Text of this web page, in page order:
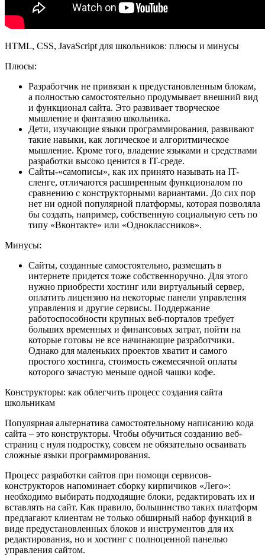
HTML, CSS, JavaScript для школьников: плюсы и минусы
Плюсы:
Разработчик не привязан к предустановленным блокам,
а полностью самостоятельно продумывает внешний вид
и функционал сайта. Это развивает творческое
мышление и фантазию школьника.
Дети, изучающие языки программирования, развивают
такие навыки, как логическое и алгоритмическое
мышление. Кроме того, владение языками и средствами
разработки высоко ценится в IT-среде.
Сайты-«самописы», как их принято называть на IT-
сленге, отличаются расширенным функционалом по
сравнению с конструкторными вариантами. До сих пор
нет ни одной популярной платформы, которая позволяла
бы создать, например, собственную социальную сеть по
типу «Вконтакте» или «Одноклассников».
Минусы:
Сайты, созданные самостоятельно, размещать в
интернете придется тоже собственноручно. Для этого
нужно приобрести хостинг или виртуальный сервер,
оплатить лицензию на некоторые панели управления
управления и другие сервисы. Поддержание
работоспособности крупных веб-порталов требует
больших временных и финансовых затрат, пойти на
которые готовы не все начинающие разработчики.
Однако для маленьких проектов хватит и самого
простого хостинга, стоимость ежемесячной оплаты
которого зачастую меньше одной чашки кофе.
Конструкторы: как облегчить процесс создания сайта
школьникам
Популярная альтернатива самостоятельному написанию кода
сайта – это конструкторы. Чтобы обучиться созданию веб-
страниц с нуля подростку, совсем не обязательно осваивать
сложные языки программирования.
Процесс разработки сайтов при помощи сервисов-
конструкторов напоминает сборку кирпичиков «Лего»:
необходимо выбирать подходящие блоки, редактировать их и
вставлять на сайт. Как правило, большинство таких платформ
предлагают клиентам не только обширный набор функций в
виде предустановленных блоков и инструментов для их
редактирования, но и хостинг с полноценной панелью
управления сайтом.